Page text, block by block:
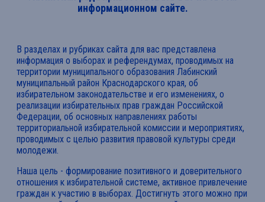
информационном сайте.
В разделах и рубриках сайта для вас представлена
информация о выборах и референдумах, проводимых на
территории муниципального образования Лабинский
муниципальный район Краснодарского края, об
избирательном законодательстве и его изменениях, о
реализации избирательных прав граждан Российской
Федерации, об основных направлениях работы
территориальной избирательной комиссии и мероприятиях,
проводимых с целью развития правовой культуры среди
молодежи.
Наша цель - формирование позитивного и доверительного
отношения к избирательной системе, активное привлечение
граждан к участию в выборах. Достигнуть этого можно при